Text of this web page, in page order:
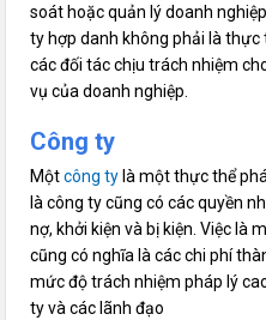
soát hoặc quản lý doanh
ty hợp danh không phải là thực
các đối tác chịu trách nhiệm
vụ của doanh nghiệp.
Công ty
Mộtcông ty là một thực thể
là công ty cũng có các quyền
nợ, khởi kiện và bị kiện. Việc là
cũng có nghĩa là các chi phí
mức độ trách nhiệm pháp lý
ty và các lãnh đạo